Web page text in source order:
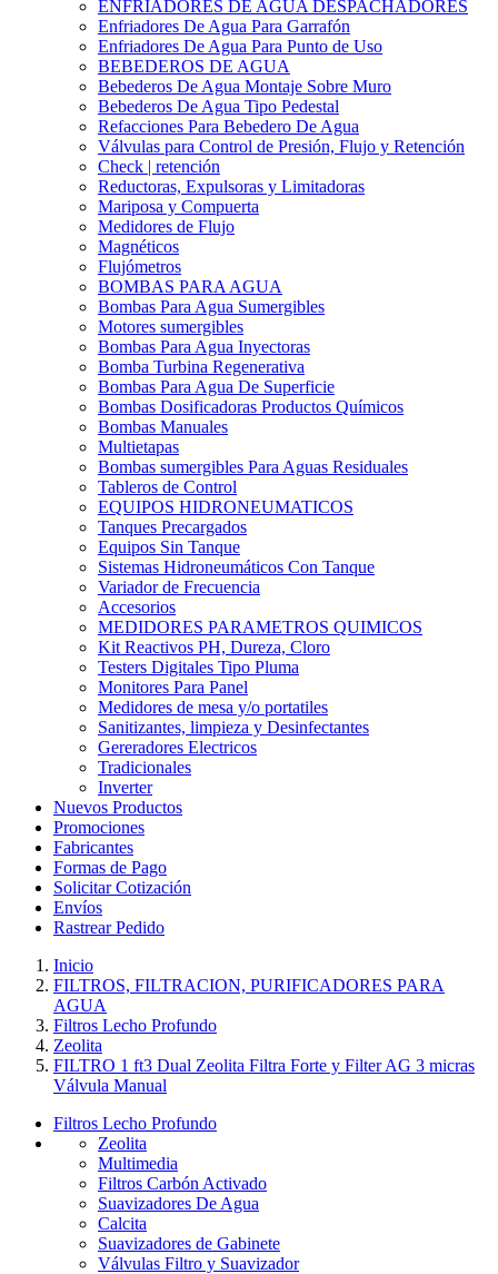
ENFRIADORES DE AGUA DESPACHADORES
Enfriadores De Agua Para Garrafón
Enfriadores De Agua Para Punto de Uso
BEBEDEROS DE AGUA
Bebederos De Agua Montaje Sobre Muro
Bebederos De Agua Tipo Pedestal
Refacciones Para Bebedero De Agua
Válvulas para Control de Presión, Flujo y Retención
Check | retención
Reductoras, Expulsoras y Limitadoras
Mariposa y Compuerta
Medidores de Flujo
Magnéticos
Flujómetros
BOMBAS PARA AGUA
Bombas Para Agua Sumergibles
Motores sumergibles
Bombas Para Agua Inyectoras
Bomba Turbina Regenerativa
Bombas Para Agua De Superficie
Bombas Dosificadoras Productos Químicos
Bombas Manuales
Multietapas
Bombas sumergibles Para Aguas Residuales
Tableros de Control
EQUIPOS HIDRONEUMATICOS
Tanques Precargados
Equipos Sin Tanque
Sistemas Hidroneumáticos Con Tanque
Variador de Frecuencia
Accesorios
MEDIDORES PARAMETROS QUIMICOS
Kit Reactivos PH, Dureza, Cloro
Testers Digitales Tipo Pluma
Monitores Para Panel
Medidores de mesa y/o portatiles
Sanitizantes, limpieza y Desinfectantes
Gereradores Electricos
Tradicionales
Inverter
Nuevos Productos
Promociones
Fabricantes
Formas de Pago
Solicitar Cotización
Envíos
Rastrear Pedido
Inicio
FILTROS, FILTRACION, PURIFICADORES PARA
AGUA
Filtros Lecho Profundo
Zeolita
FILTRO 1 ft3 Dual Zeolita Filtra Forte y Filter AG 3 micras
Válvula Manual
Filtros Lecho Profundo
Zeolita
Multimedia
Filtros Carbón Activado
Suavizadores De Agua
Calcita
Suavizadores de Gabinete
Válvulas Filtro y Suavizador